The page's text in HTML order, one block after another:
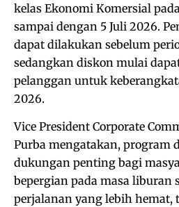
kelas Ekonomi Komersial
sampai dengan 5 Juli 2026.
dapat dilakukan sebelum
sedangkan diskon mulai
pelanggan untuk
2026.
Vice President Corporate
Purba mengatakan, program
dukungan penting bagi
bepergian pada masa liburan
perjalanan yang lebih hemat,